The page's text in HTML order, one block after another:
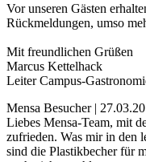
Vor unseren Gästen
Rückmeldungen, umso
Mit freundlichen Grüßen
Marcus Kettelhack
Leiter Campus-
Mensa Besucher |
Liebes Mensa-Team, mit
zufrieden. Was mir in den
sind die Plastikbecher für